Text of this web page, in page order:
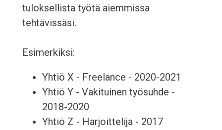
tuloksellista työtä aiemmissa
tehtävissäsi.
Esimerkiksi:
Yhtiö X - Freelance - 2020-2021
Yhtiö Y - Vakituinen työsuhde -
2018-2020
Yhtiö Z - Harjoittelija - 2017